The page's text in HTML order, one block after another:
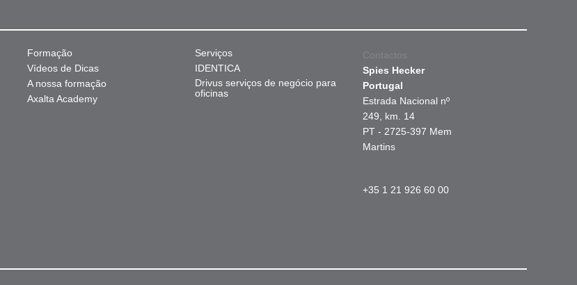
Formação
Vídeos de Dicas
A nossa formação
Axalta Academy
Serviços
IDENTICA
Drivus serviços de negócio para
oficinas
Contactos
Spies Hecker
Portugal
Estrada Nacional nº
249, km. 14
PT - 2725-397 Mem
Martins
+35 1 21 926 60 00